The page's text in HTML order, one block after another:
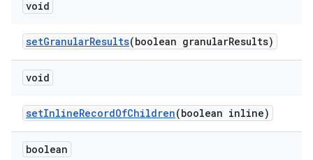
void
setGranularResults(boolean granularResults)
void
setInlineRecordOfChildren(boolean inline)
boolean